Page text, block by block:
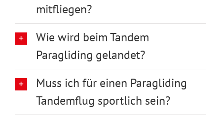
mitfliegen?
Wie wird beim Tandem
Paragliding gelandet?
Muss ich für einen Paragliding
Tandemflug sportlich sein?